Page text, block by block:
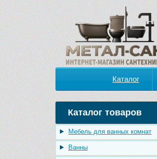
Каталог
Каталог товаров
Мебель для ванных комнат
Ванны